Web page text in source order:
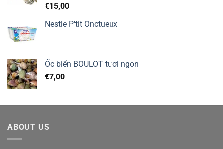
Được xếp
hạng
5 sao
€15,00
Nestle P'tit Onctueux
Ốc biển BOULOT tươi ngon
€7,00
ABOUT US